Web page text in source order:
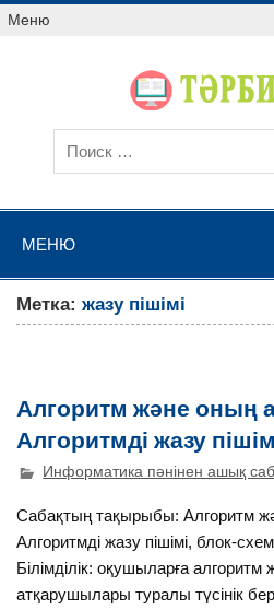
Меню
МЕНЮ
Метка:жазу пішімі
Алгоритм және оның
Алгоритмді жазу
Информатика пәнінен ашық
Сабақтың тақырыбы: Алгоритм
Алгоритмді жазу пішімі, блок-
Білімділік: оқушыларға алгоритм
атқарушылары туралы түсінік